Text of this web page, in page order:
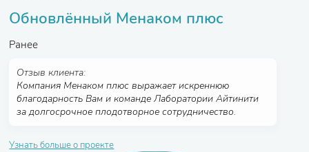
Обновлённый Менаком плюс
Ранее
Отзыв клиента:
Компания Менаком плюс выражает искреннюю
благодарность Вам и команде Лаборатории Айтинити
за долгосрочное плодотворное сотрудничество.
Узнать больше о проекте